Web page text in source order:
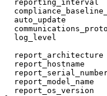
reporting_interval
auto_update
log_level
report_architecture
report_hostname
report_model_name
report_os_version